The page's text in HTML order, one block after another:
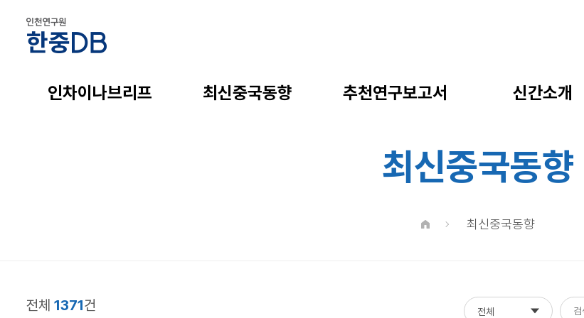
인차이나브리프 최신중국동향 추천연구보고서 신간소개
최신중국동향
최신중국동향
전체 1371건 전체